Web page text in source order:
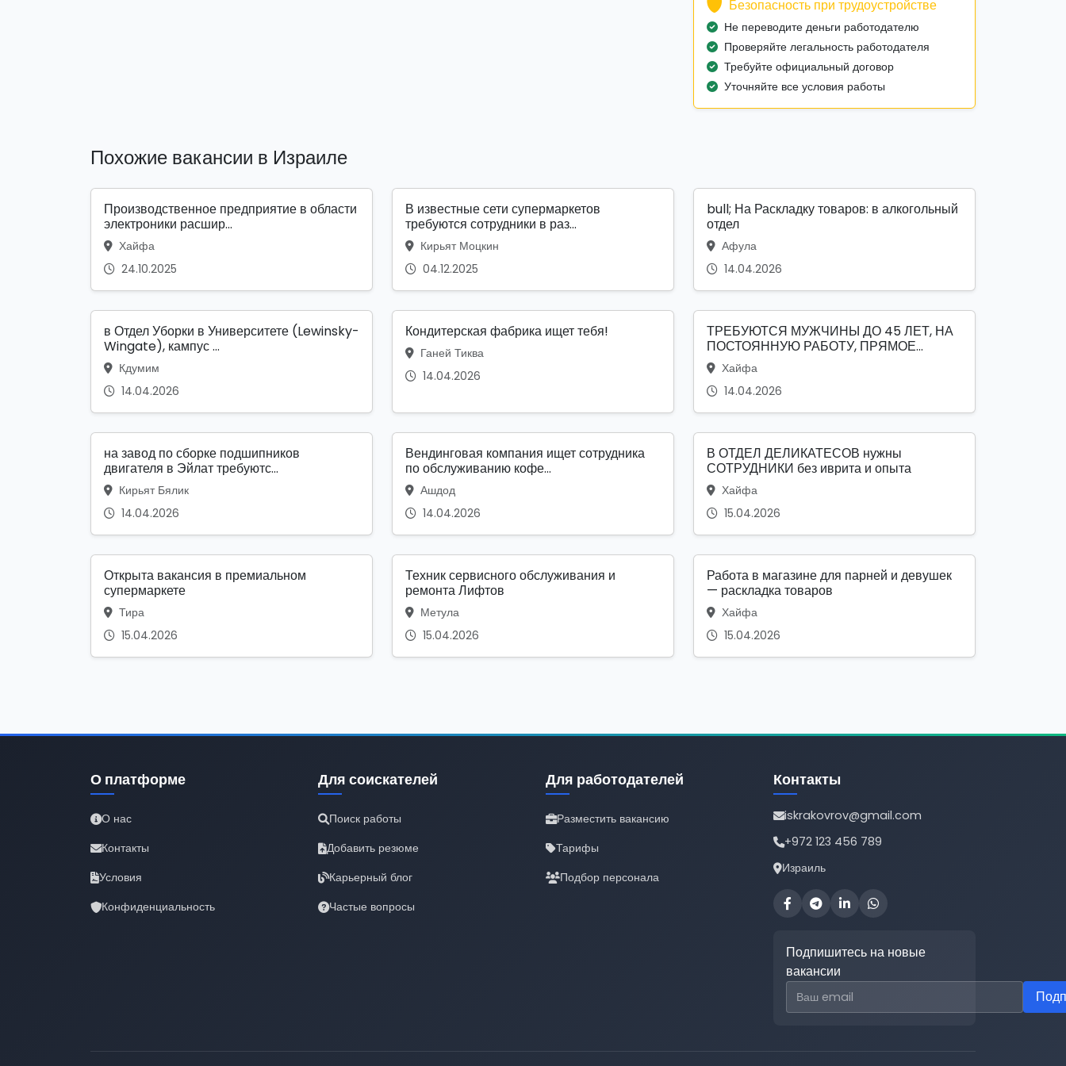
Безопасность при трудоустройстве
Не переводите деньги работодателю
Проверяйте легальность работодателя
Требуйте официальный договор
Уточняйте все условия работы
Похожие вакансии в Израиле
Производственное предприятие в области
электроники расшир...
Хайфа
24.10.2025
В известные сети супермаркетов
требуются сотрудники в раз...
Кирьят Моцкин
04.12.2025
bull; На Раскладку товаров: в алкогольный
отдел
Афула
14.04.2026
в Отдел Уборки в Университете (Lewinsky-
Wingate), кампус ...
Кдумим
14.04.2026
Кондитерская фабрика ищет тебя!
Ганей Тиква
14.04.2026
ТРЕБУЮТСЯ МУЖЧИНЫ ДО 45 ЛЕТ, НА
ПОСТОЯННУЮ РАБОТУ, ПРЯМОЕ...
Хайфа
14.04.2026
на завод по сборке подшипников
двигателя в Эйлат требуютс...
Кирьят Бялик
14.04.2026
Вендинговая компания ищет сотрудника
по обслуживанию кофе...
Ашдод
14.04.2026
В ОТДЕЛ ДЕЛИКАТЕСОВ нужны
СОТРУДНИКИ без иврита и опыта
Хайфа
15.04.2026
Открыта вакансия в премиальном
супермаркете
Тира
15.04.2026
Техник сервисного обслуживания и
ремонта Лифтов
Метула
15.04.2026
Работа в магазине для парней и девушек
— раскладка товаров
Хайфа
15.04.2026
О платформе
О нас
Контакты
Условия
Конфиденциальность
Для соискателей
Поиск работы
Добавить резюме
Карьерный блог
Частые вопросы
Для работодателей
Разместить вакансию
Тарифы
Подбор персонала
Контакты
iskrakovrov@gmail.com
+972 123 456 789
Израиль
Подпишитесь на новые
вакансии
Email для подписки